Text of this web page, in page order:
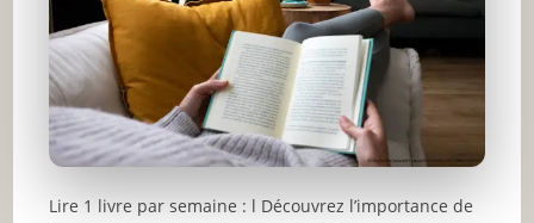
Lire 1 livre par semaine : l Découvrez l’importance de